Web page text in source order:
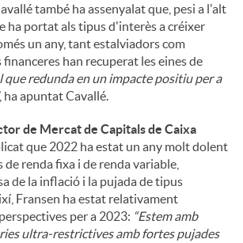
també ha assenyalat que, pesi a l'alt
ha portat als tipus d'interès a créixer
un any, tant estalviadors com
han recuperat les eines de
que redunda en un impacte positiu per a
, ha apuntat Cavallé.
de Mercat de Capitals de Caixa
que 2022 ha estat un any molt dolent
de renda fixa i de renda variable,
de la inflació i la pujada de tipus
Fransen ha estat relativament
per a 2023: “Estem amb
ultra-restrictives amb fortes pujades